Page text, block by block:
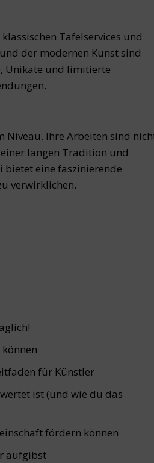
Tafelservices und
der modernen Kunst sind
Unikate und limitierte
Niveau. Ihre Arbeiten sind
langen Tradition und
bietet eine faszinierende
verwirklichen.
für Künstler
ist (und wie du das
fördern können
aufgibst